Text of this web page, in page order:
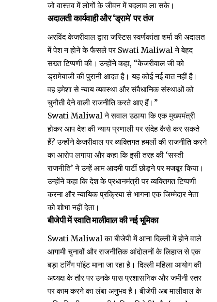
जो वास्तव में लोगों के जीवन में बदलाव ला सके।
अदालती कार्यवाही और ‘ड्रामे’ पर तंज
अरविंद केजरीवाल द्वारा जस्टिस स्वर्णकांता शर्मा की अदालत
में पेश न होने के फैसले पर Swati Maliwal ने बेहद
सख्त टिप्पणी की। उन्होंने कहा, “केजरीवाल जी को
ड्रामेबाजी की पुरानी आदत है। यह कोई नई बात नहीं है।
वह हमेशा से न्याय व्यवस्था और संवैधानिक संस्थाओं को
चुनौती देने वाली राजनीति करते आए हैं।”
Swati Maliwal ने सवाल उठाया कि एक मुख्यमंत्री
होकर आप देश की न्याय प्रणाली पर संदेह कैसे कर सकते
हैं? उन्होंने केजरीवाल पर व्यक्तिगत हमलों की राजनीति करने
का आरोप लगाया और कहा कि इसी तरह की ‘सस्ती
राजनीति’ ने उन्हें आम आदमी पार्टी छोड़ने पर मजबूर किया।
उन्होंने कहा कि देश के प्रधानमंत्री पर व्यक्तिगत टिप्पणी
करना और न्यायिक प्रक्रिया से भागना एक जिम्मेदार नेता
को शोभा नहीं देता।
बीजेपी में स्वाति मालीवाल की नई भूमिका
Swati Maliwal का बीजेपी में आना दिल्ली में होने वाले
आगामी चुनावों और राजनीतिक आंदोलनों के लिहाज से एक
बड़ा टर्निंग पॉइंट माना जा रहा है। दिल्ली महिला आयोग की
अध्यक्ष के तौर पर उनके पास प्रशासनिक और जमीनी स्तर
पर काम करने का लंबा अनुभव है। बीजेपी अब मालीवाल के